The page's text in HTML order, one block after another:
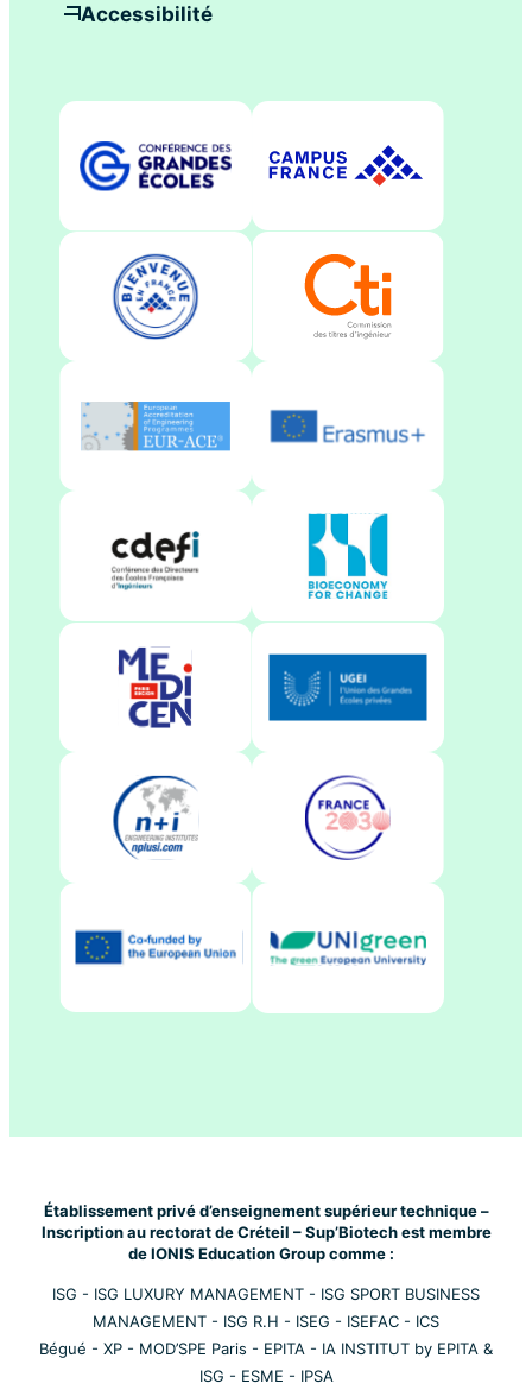
Accessibilité
Établissement privé d’enseignement supérieur technique –
Inscription au rectorat de Créteil – Sup’Biotech est membre
de IONIS Education Group comme :
ISG - ISG LUXURY MANAGEMENT - ISG SPORT BUSINESS
MANAGEMENT - ISG R.H - ISEG - ISEFAC - ICS
Bégué - XP - MOD’SPE Paris - EPITA - IA INSTITUT by EPITA &
ISG - ESME - IPSA